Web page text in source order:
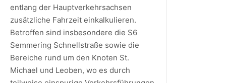
entlang der Hauptverkehrsachsen
zusätzliche Fahrzeit einkalkulieren.
Betroffen sind insbesondere die S6
Semmering Schnellstraße sowie die
Bereiche rund um den Knoten St.
Michael und Leoben, wo es durch